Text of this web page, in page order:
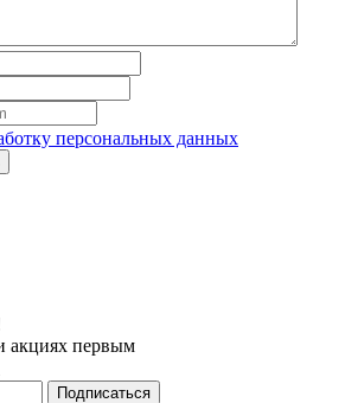
персональных данных
акциях первым